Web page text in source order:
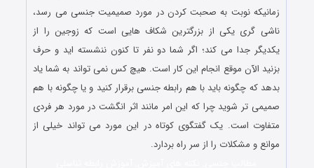
زمانیکه نوبت به صحبت کردن در مورد صمیمیت جنسی می رسد،
ناشی گری یکی از بزرگترین شکاف هایی است که زوجین را از
یکدیگر جدا می کند؛ اگر شما دو نفر تا کنون ننشسته اید و حرف
بزنید الآن موقع انجام این کار است. هیچ کس نمی تواند به شما یاد
بدهد که چگونه باید با هم رابطه جنسی برقرار کنید و یا چگونه با هم
صمیمی تر شوید چرا که این امر مانند اثر انگشت در مورد هر فردی
متفاوت است. یک گفتگوی کوتاه در این مورد می تواند خیلی از
موانع و مشکلات را از سر راه بردارد.